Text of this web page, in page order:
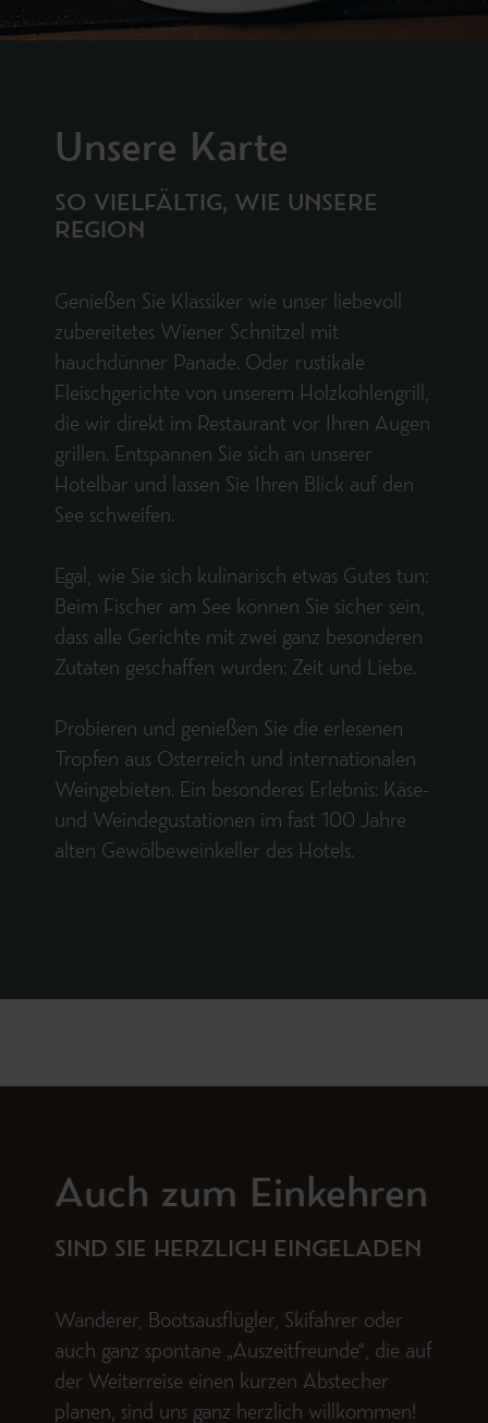
Unsere Karte
SO VIELFÄLTIG, WIE UNSERE
REGION
Genießen Sie Klassiker wie unser liebevoll
zubereitetes Wiener Schnitzel mit
hauchdünner Panade. Oder rustikale
Fleischgerichte von unserem Holzkohlengrill,
die wir direkt im Restaurant vor Ihren Augen
grillen. Entspannen Sie sich an unserer
Hotelbar und lassen Sie Ihren Blick auf den
See schweifen.
Egal, wie Sie sich kulinarisch etwas Gutes tun:
Beim Fischer am See können Sie sicher sein,
dass alle Gerichte mit zwei ganz besonderen
Zutaten geschaffen wurden: Zeit und Liebe.
Probieren und genießen Sie die erlesenen
Tropfen aus Österreich und internationalen
Weingebieten. Ein besonderes Erlebnis: Käse-
und Weindegustationen im fast 100 Jahre
alten Gewölbeweinkeller des Hotels.
Auch zum Einkehren
SIND SIE HERZLICH EINGELADEN
Wanderer, Bootsausflügler, Skifahrer oder
auch ganz spontane „Auszeitfreunde“, die auf
der Weiterreise einen kurzen Abstecher
planen, sind uns ganz herzlich willkommen!